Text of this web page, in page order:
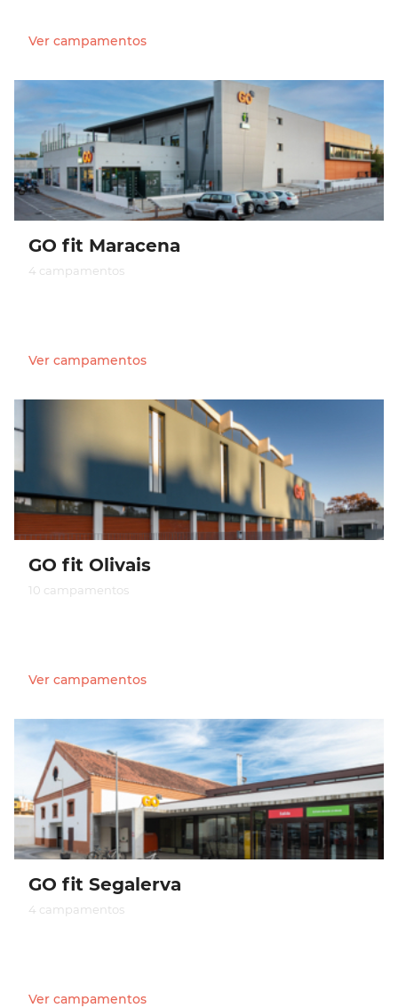
Ver campamentos
GO fit Maracena
4 campamentos
Ver campamentos
GO fit Olivais
10 campamentos
Ver campamentos
GO fit Segalerva
4 campamentos
Ver campamentos